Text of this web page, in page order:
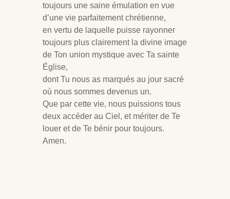
toujours une saine émulation en vue
d’une vie parfaitement chrétienne,
en vertu de laquelle puisse rayonner
toujours plus clairement la divine image
de Ton union mystique avec Ta sainte
Église,
dont Tu nous as marqués au jour sacré
où nous sommes devenus un.
Que par cette vie, nous puissions tous
deux accéder au Ciel, et mériter de Te
louer et de Te bénir pour toujours.
Amen.